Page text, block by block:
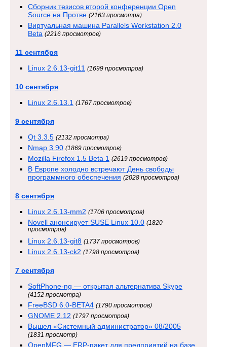
Сборник тезисов второй конференции Open
Source на Протве (2163 просмотра)
Виртуальная машина Parallels Workstation 2.0
Beta (2216 просмотров)
11 сентября
Linux 2.6.13-git11 (1699 просмотров)
10 сентября
Linux 2.6.13.1 (1767 просмотров)
9 сентября
Qt 3.3.5 (2132 просмотра)
Nmap 3.90 (1869 просмотров)
Mozilla Firefox 1.5 Beta 1 (2619 просмотров)
В Европе холодно встречают День свободы
программного обеспечения (2028 просмотров)
8 сентября
Linux 2.6.13-mm2 (1706 просмотров)
Novell анонсирует SUSE Linux 10.0 (1820
просмотров)
Linux 2.6.13-git8 (1737 просмотров)
Linux 2.6.13-ck2 (1798 просмотров)
7 сентября
SoftPhone-ng — открытая альтернатива Skype
(4152 просмотра)
FreeBSD 6.0-BETA4 (1790 просмотров)
GNOME 2.12 (1797 просмотров)
Вышел «Системный администратор» 08/2005
(1831 просмотр)
OpenMFG — ERP-пакет для предприятий на базе